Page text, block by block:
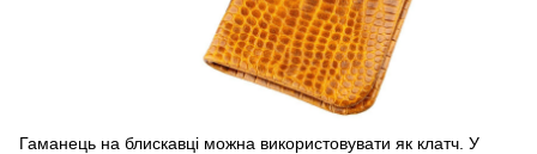
Гаманець на блискавці можна використовувати як клатч. У